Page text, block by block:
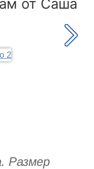
от Саша
Размер